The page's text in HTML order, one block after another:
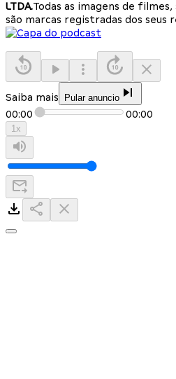
LTDA.Todas as imagens de
são marcas registradas dos
Saiba mais Pular anuncio
00:00 00:00
1x